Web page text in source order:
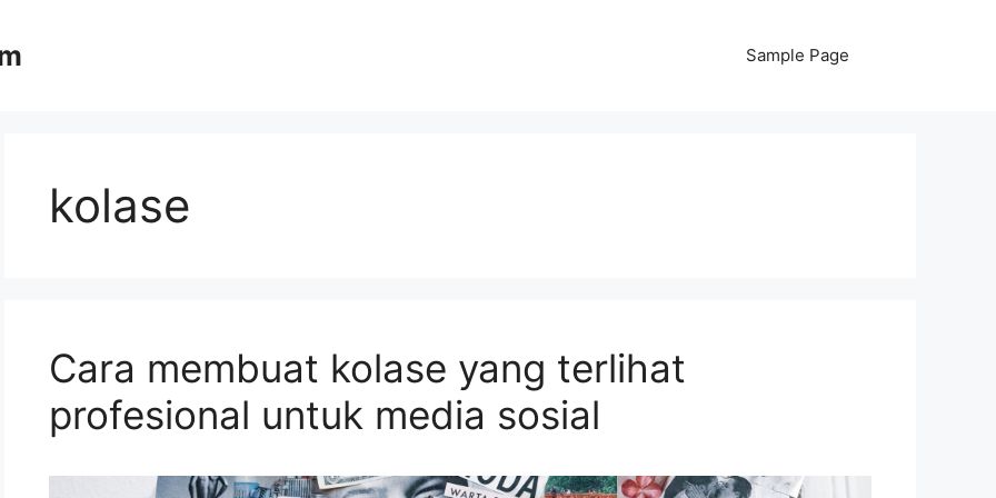
Sample Page
kolase
Cara membuat kolase yang terlihat
profesional untuk media sosial